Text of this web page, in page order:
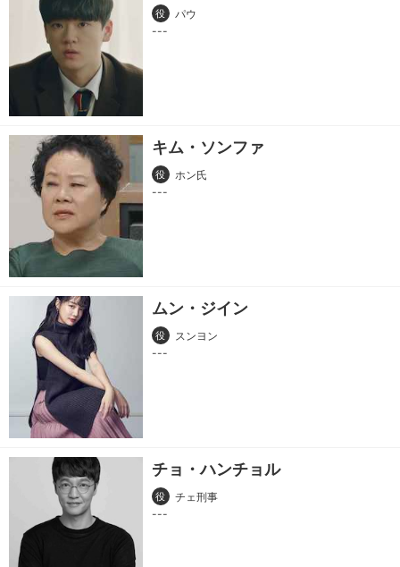
役 パウ
キム・ソンファ
役 ホン氏
ムン・ジイン
役 スンヨン
チョ・ハンチョル
役 チェ刑事